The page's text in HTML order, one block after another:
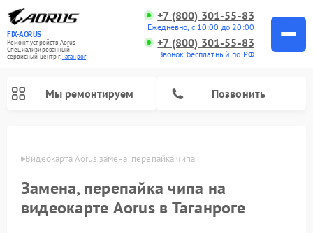
FIX-AORUS
Ремонт устройств Aorus
Специализированный
cервисный центр г.Таганрог
+7 (800) 301-55-83
Ежедневно, с 10:00 до 20:00
+7 (800) 301-55-83
Звонок бесплатный по РФ
Мы ремонтируем Позвонить
Видеокарта Aorus замена, перепайка чипа
Замена, перепайка чипа на
видеокарте Aorus в Таганроге